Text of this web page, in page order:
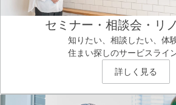
セミナー・相談会・リ
知りたい、相談したい、体
住まい探しのサービスライ
詳しく見る